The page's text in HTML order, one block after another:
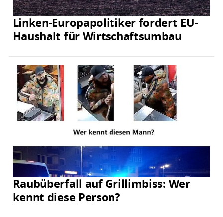
Linken-Europapolitiker fordert EU-
Haushalt für Wirtschaftsumbau
Raubüberfall auf Grillimbiss: Wer
kennt diese Person?